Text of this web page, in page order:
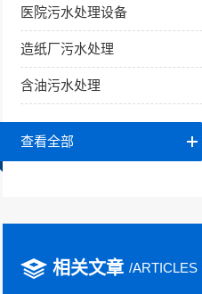
医院污水处理设备
造纸厂污水处理
含油污水处理
查看全部
相关文章 /ARTICLES